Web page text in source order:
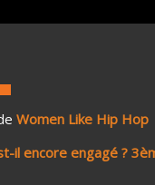
Women Like Hip Hop
il encore engagé ?